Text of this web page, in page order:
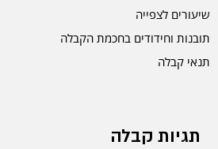
שיעורים לצפייה
תובנות וחידודים בחכמת הקבלה
תנאי קבלה
תגיות קבלה